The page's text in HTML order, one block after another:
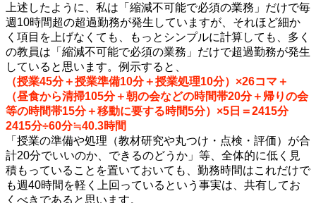
上述したように、私は「縮減不可能で必須の業務」だけで毎
週10時間超の超過勤務が発生していますが、それほど細か
く項目を上げなくても、もっとシンプルに計算しても、多く
の教員は「縮減不可能で必須の業務」だけで超過勤務が発生
していると思います。例示すると、
（授業45分＋授業準備10分＋授業処理10分）×26コマ＋
（昼食から清掃105分＋朝の会などの時間帯20分＋帰りの会
等の時間帯15分＋移動に要する時間5分）×5日＝2415分
2415分÷60分≒40.3時間
「授業の準備や処理（教材研究や丸つけ・点検・評価）が合
計20分でいいのか、できるのどうか」等、全体的に低く見
積もっていることを置いておいても、勤務時間はこれだけで
も週40時間を軽く上回っている という事実は、共有してお
くべきであると思います。